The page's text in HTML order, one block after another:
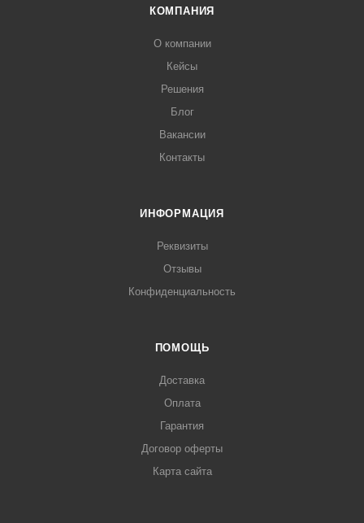
КОМПАНИЯ
О компании
Кейсы
Решения
Блог
Вакансии
Контакты
ИНФОРМАЦИЯ
Реквизиты
Отзывы
Конфиденциальность
ПОМОЩЬ
Доставка
Оплата
Гарантия
Договор оферты
Карта сайта